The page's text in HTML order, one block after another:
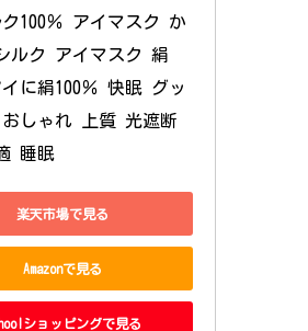
ク100％ アイマスク か
ルク アイマスク 絹
イに絹100％ 快眠 グッ
しゃれ 上質 光遮断
睡眠
楽天市場で見る
Amazonで見る
ショッピングで見る